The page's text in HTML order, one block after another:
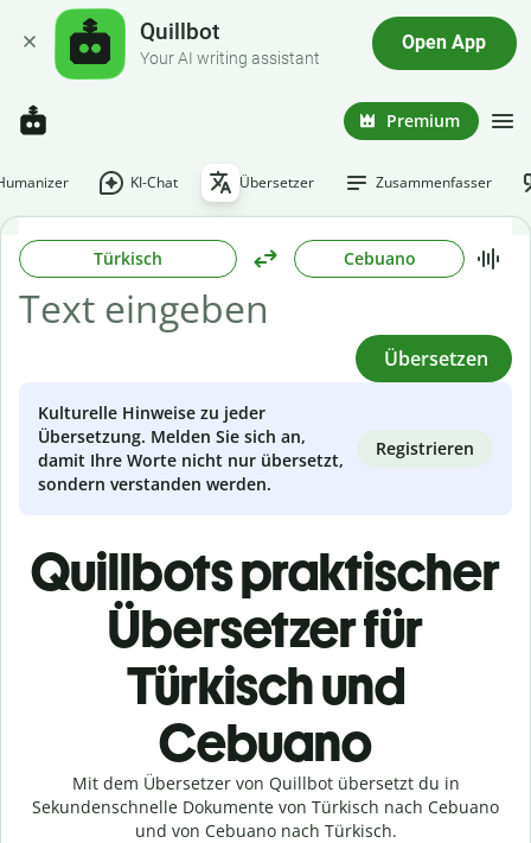
Quillbot
Your AI writing assistant
Open App
Premium
KI-Chat Übersetzer Zusammenfasser
Türkisch Cebuano
Übersetzen
Kulturelle Hinweise zu jeder
Übersetzung. Melden Sie sich an,
damit Ihre Worte nicht nur übersetzt,
sondern verstanden werden.
Registrieren
Quillbots praktischer
Übersetzer für
Türkisch und
Cebuano
Mit dem Übersetzer von Quillbot übersetzt du in
Sekundenschnelle Dokumente von Türkisch nach Cebuano
und von Cebuano nach Türkisch.